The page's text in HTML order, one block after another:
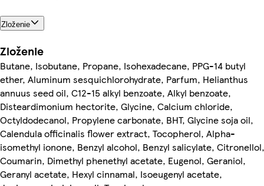
Zloženie
Zloženie
Butane, Isobutane, Propane, Isohexadecane, PPG-14 butyl
ether, Aluminum sesquichlorohydrate, Parfum, Helianthus
annuus seed oil, C12-15 alkyl benzoate, Alkyl benzoate,
Disteardimonium hectorite, Glycine, Calcium chloride,
Octyldodecanol, Propylene carbonate, BHT, Glycine soja oil,
Calendula officinalis flower extract, Tocopherol, Alpha-
isomethyl ionone, Benzyl alcohol, Benzyl salicylate, Citronellol,
Coumarin, Dimethyl phenethyl acetate, Eugenol, Geraniol,
Geranyl acetate, Hexyl cinnamal, Isoeugenyl acetate,